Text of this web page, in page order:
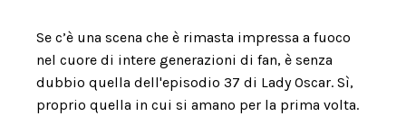
Se c’è una scena che è rimasta impressa a fuoco
nel cuore di intere generazioni di fan, è senza
dubbio quella dell'episodio 37 di Lady Oscar. Sì,
proprio quella in cui si amano per la prima volta.